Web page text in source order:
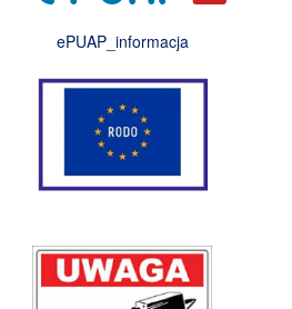
ePUAP_informacja